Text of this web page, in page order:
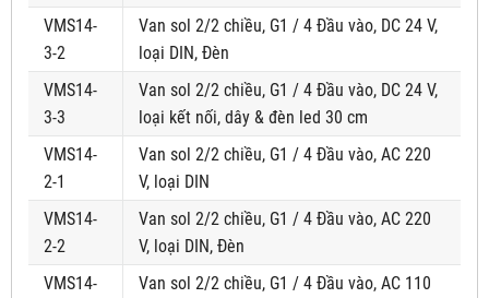
VMS14-
3-2
Van sol 2/2 chiều, G1 / 4 Đầu vào, DC 24 V,
loại DIN, Đèn
VMS14-
3-3
Van sol 2/2 chiều, G1 / 4 Đầu vào, DC 24 V,
loại kết nối, dây & đèn led 30 cm
VMS14-
2-1
Van sol 2/2 chiều, G1 / 4 Đầu vào, AC 220
V, loại DIN
VMS14-
2-2
Van sol 2/2 chiều, G1 / 4 Đầu vào, AC 220
V, loại DIN, Đèn
VMS14-
Van sol 2/2 chiều, G1 / 4 Đầu vào, AC 110